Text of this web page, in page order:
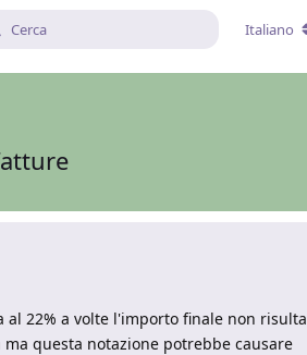
Italiano
22% a volte l'importo finale non risulta
questa notazione potrebbe causare